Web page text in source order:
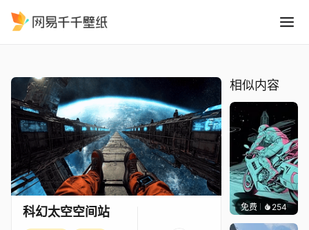
科幻太空空间站
相似内容
免费 254渔小小